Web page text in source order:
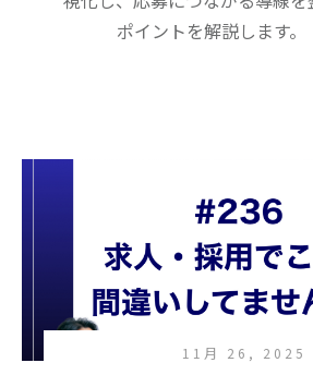
ポイントを解説します。
11月 26, 2025